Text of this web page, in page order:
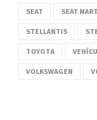
SEAT SEAT
STELLANTIS
TOYOTA
VOLKSWAGEN